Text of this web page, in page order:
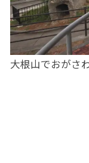
大根山でおがさ